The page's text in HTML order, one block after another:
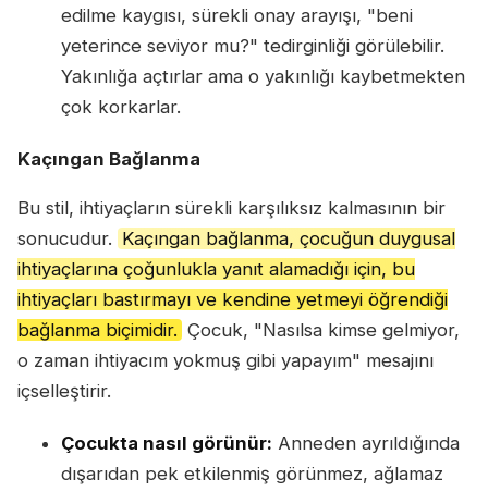
edilme kaygısı, sürekli onay arayışı, "beni
yeterince seviyor mu?" tedirginliği görülebilir.
Yakınlığa açtırlar ama o yakınlığı kaybetmekten
çok korkarlar.
Kaçıngan Bağlanma
Bu stil, ihtiyaçların sürekli karşılıksız kalmasının bir
sonucudur. Kaçıngan bağlanma, çocuğun duygusal
ihtiyaçlarına çoğunlukla yanıt alamadığı için, bu
ihtiyaçları bastırmayı ve kendine yetmeyi öğrendiği
bağlanma biçimidir. Çocuk, "Nasılsa kimse gelmiyor,
o zaman ihtiyacım yokmuş gibi yapayım" mesajını
içselleştirir.
Çocukta nasıl görünür: Anneden ayrıldığında
dışarıdan pek etkilenmiş görünmez, ağlamaz